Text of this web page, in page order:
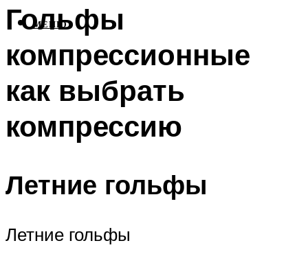
МЕНЮ
Гольфы
компрессионные
как выбрать
компрессию
Летние гольфы
Летние гольфы